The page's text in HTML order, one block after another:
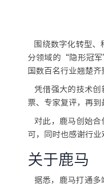
围绕数字化转型、
分领域的“隐形冠军
国数百名行业翘楚
凭借强大的技术创
票、专家复评，再到
对此，鹿马创始合
可，同时也感谢行
关于鹿马
据悉，鹿马打通多